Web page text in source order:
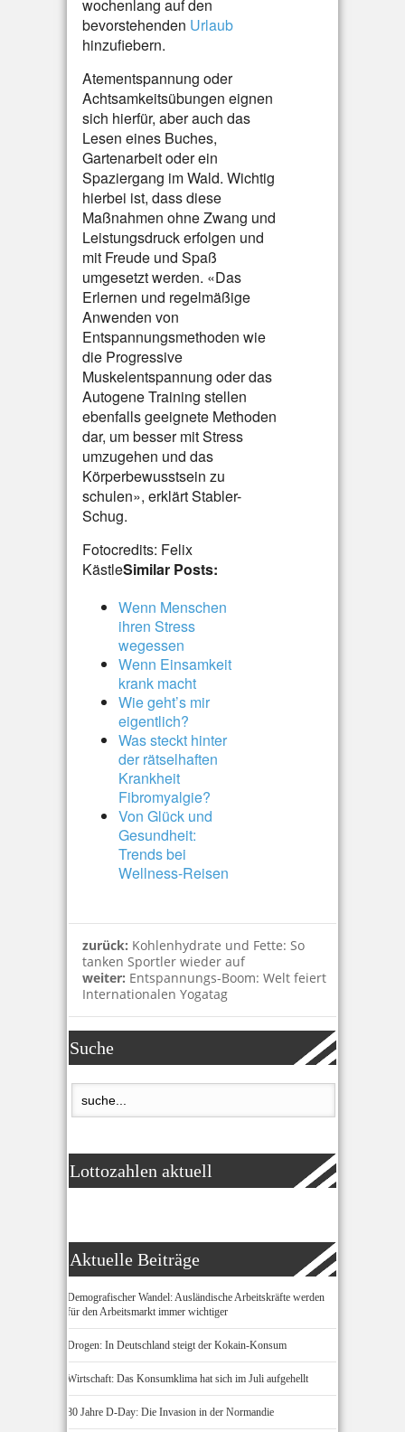
wochenlang auf den
bevorstehenden Urlaub
hinzufiebern.
Atementspannung oder
Achtsamkeitsübungen eignen
sich hierfür, aber auch das
Lesen eines Buches,
Gartenarbeit oder ein
Spaziergang im Wald. Wichtig
hierbei ist, dass diese
Maßnahmen ohne Zwang und
Leistungsdruck erfolgen und
mit Freude und Spaß
umgesetzt werden. «Das
Erlernen und regelmäßige
Anwenden von
Entspannungsmethoden wie
die Progressive
Muskelentspannung oder das
Autogene Training stellen
ebenfalls geeignete Methoden
dar, um besser mit Stress
umzugehen und das
Körperbewusstsein zu
schulen», erklärt Stabler-
Schug.
Fotocredits: Felix
KästleSimilar Posts:
Wenn Menschen
ihren Stress
wegessen
Wenn Einsamkeit
krank macht
Wie geht’s mir
eigentlich?
Was steckt hinter
der rätselhaften
Krankheit
Fibromyalgie?
Von Glück und
Gesundheit:
Trends bei
Wellness-Reisen
zurück: Kohlenhydrate und Fette: So
tanken Sportler wieder auf
weiter: Entspannungs-Boom: Welt feiert
Internationalen Yogatag
Suche
Lottozahlen aktuell
Aktuelle Beiträge
Demografischer Wandel: Ausländische Arbeitskräfte werden
für den Arbeitsmarkt immer wichtiger
Drogen: In Deutschland steigt der Kokain-Konsum
Wirtschaft: Das Konsumklima hat sich im Juli aufgehellt
80 Jahre D-Day: Die Invasion in der Normandie